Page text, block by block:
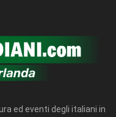
ed eventi degli italiani in